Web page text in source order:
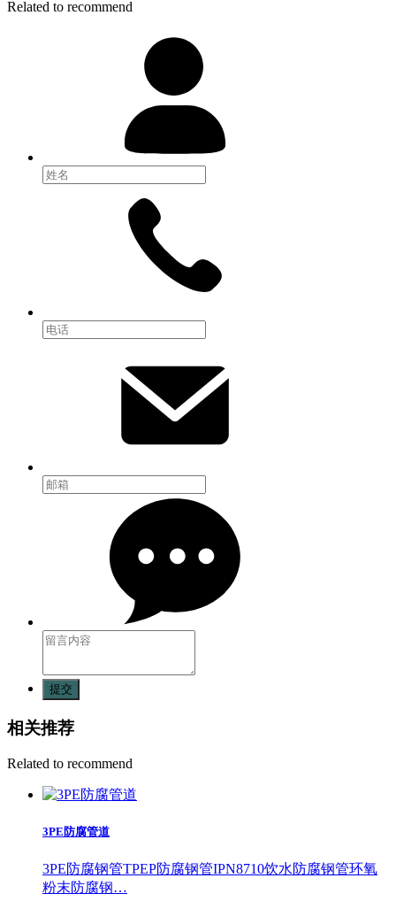
Related to recommend
提交
相关推荐
Related to recommend
3PE防腐管道
3PE防腐钢管TPEP防腐钢管IPN8710饮水防腐钢管环氧
粉末防腐钢…